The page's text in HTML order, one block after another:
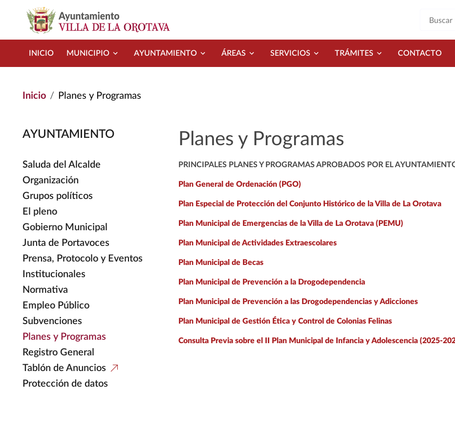
INICIO MUNICIPIO AYUNTAMIENTO ÁREAS SERVICIOS TRÁMITES CONTACTO
Inicio Planes y Programas
AYUNTAMIENTO
Saluda del Alcalde
Organización
Grupos políticos
El pleno
Gobierno Municipal
Junta de Portavoces
Prensa, Protocolo y Eventos
Institucionales
Normativa
Empleo Público
Subvenciones
Planes y Programas
Registro General
Tablón de Anuncios
Protección de datos
Planes y Programas
PRINCIPALES PLANES Y PROGRAMAS APROBADOS POR EL
Plan General de Ordenación (PGO)
Plan Especial de Protección del Conjunto Histórico de la Villa de La Orotava
Plan Municipal de Emergencias de la Villa de La Orotava (PEMU)
Plan Municipal de Actividades Extraescolares
Plan Municipal de Becas
Plan Municipal de Prevención a la Drogodependencia
Plan Municipal de Prevención a las Drogodependencias y Adicciones
Plan Municipal de Gestión Ética y Control de Colonias Felinas
Consulta Previa sobre el II Plan Municipal de Infancia y Adolescencia (2025-